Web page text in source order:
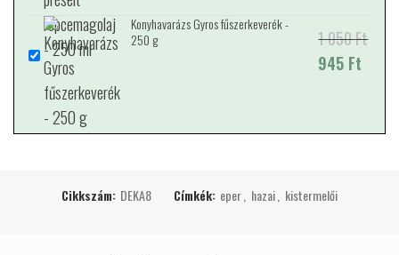
Konyhavarázs Gyros fűszerkeverék -
250 g
1 050Ft
Original price
was: 1 050 Ft.
945 Ft
Current price
is: 945 Ft.
Cikkszám: DEKA8 Címkék: eper hazai kistermelői